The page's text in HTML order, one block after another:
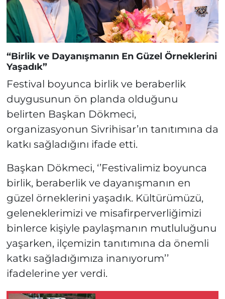
“Birlik ve Dayanışmanın En Güzel Örneklerini
Yaşadık”
Festival boyunca birlik ve beraberlik
duygusunun ön planda olduğunu
belirten Başkan Dökmeci,
organizasyonun Sivrihisar’ın tanıtımına da
katkı sağladığını ifade etti.
Başkan Dökmeci, ‘’Festivalimiz boyunca
birlik, beraberlik ve dayanışmanın en
güzel örneklerini yaşadık. Kültürümüzü,
geleneklerimizi ve misafirperverliğimizi
binlerce kişiyle paylaşmanın mutluluğunu
yaşarken, ilçemizin tanıtımına da önemli
katkı sağladığımıza inanıyorum’’
ifadelerine yer verdi.